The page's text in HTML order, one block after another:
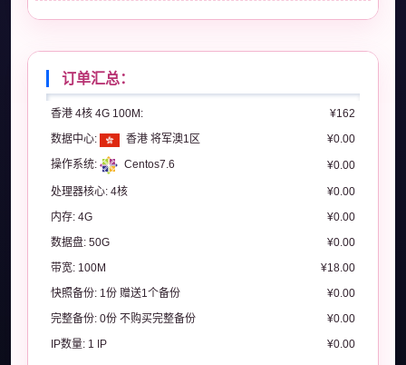
订单汇总：
香港 4核 4G 100M:
¥162
数据中心:
香港 将军澳1区 ¥0.00
操作系统: Centos7.6 ¥0.00
处理器核心: 4核
¥0.00
内存: 4G
¥0.00
数据盘: 50G
¥0.00
带宽: 100M
¥18.00
快照备份: 1份 赠送1个备份
¥0.00
完整备份: 0份 不购买完整备份
¥0.00
IP数量: 1 IP ¥0.00